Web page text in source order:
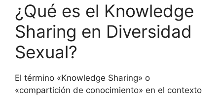
¿Qué es el Knowledge
Sharing en Diversidad
Sexual?
El término «Knowledge Sharing» o
«compartición de conocimiento» en el contexto